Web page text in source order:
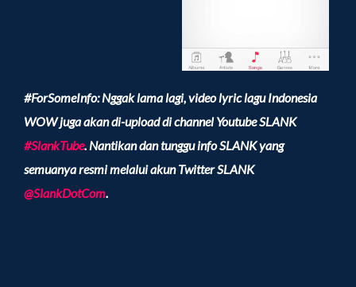
#ForSomeInfo: Nggak lama lagi, video lyric lagu Indonesia
WOW juga akan di-upload di channel Youtube SLANK
#SlankTube. Nantikan dan tunggu info SLANK yang
semuanya resmi melalui akun Twitter SLANK
@SlankDotCom.